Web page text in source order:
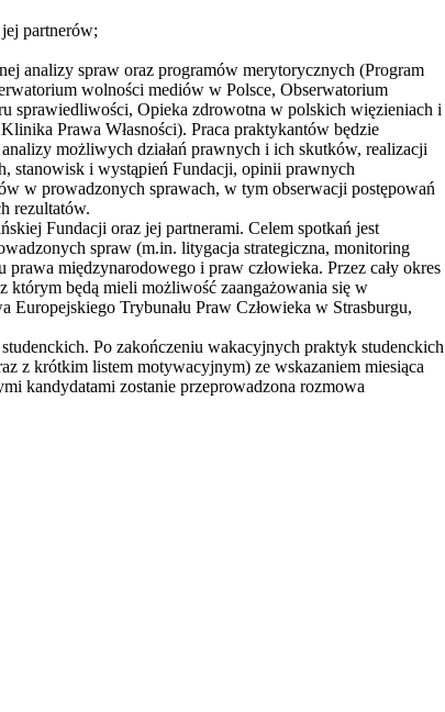
partnerów;
analizy spraw oraz programów merytorycznych (Program
wolności mediów w Polsce, Obserwatorium
sprawiedliwości, Opieka zdrowotna w polskich więzieniach i
Prawa Własności). Praca praktykantów będzie
możliwych działań prawnych i ich skutków, realizacji
stanowisk i wystąpień Fundacji, opinii prawnych
w prowadzonych sprawach, w tym obserwacji postępowań
rezultatów.
Fundacji oraz jej partnerami. Celem spotkań jest
spraw (m.in. litygacja strategiczna, monitoring
międzynarodowego i praw człowieka. Przez cały okres
którym będą mieli możliwość zaangażowania się w
Trybunału Praw Człowieka w Strasburgu,
Po zakończeniu wakacyjnych praktyk studenckich
z krótkim listem motywacyjnym) ze wskazaniem miesiąca
kandydatami zostanie przeprowadzona rozmowa